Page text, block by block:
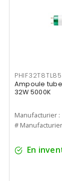
Ampoule
32W 5000K
Manufacturier :
#
En